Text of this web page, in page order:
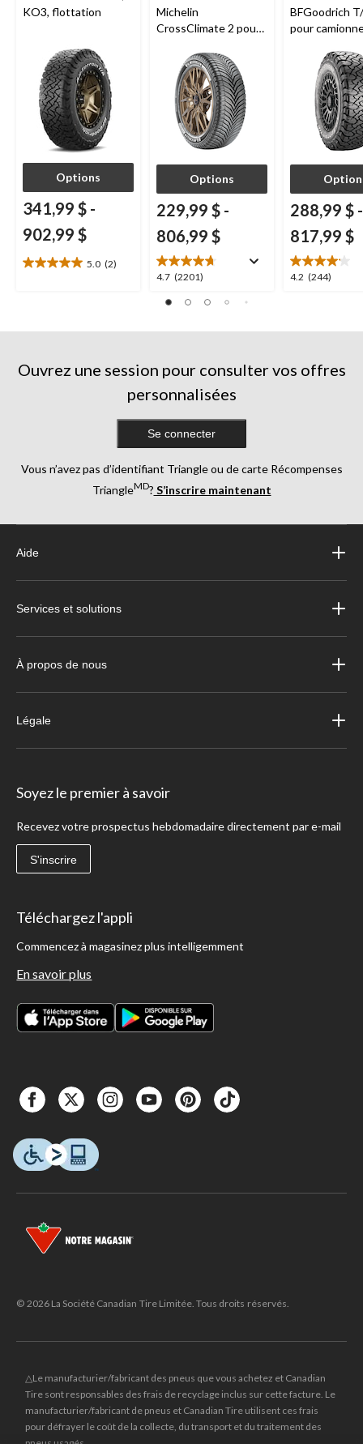
KO3, flottation
Options
341,99 $ -
902,99 $
5.0 (2)
5.0
2
Michelin
CrossClimate 2 pour
et multisegments
Options
229,99 $ -
806,99 $
4.7 (2201)
4.7
sur
BFGoodrich
pour
288,99 $ -
817,99 $
4.2 (244)
4.2
Ouvrez une session pour consulter vos offres
personnalisées
Se connecter
Vous n’avez pas d’identifiant Triangle ou de carte Récompenses
TriangleMD? S’inscrire maintenant
Aide
Services et solutions
À propos de nous
Légale
Soyez le premier à savoir
Recevez votre prospectus hebdomadaire directement par e-mail
S'inscrire
Téléchargez l'appli
Commencez à magasinez plus intelligemment
En savoir plus
© 2026 La Société Canadian Tire Limitée. Tous droits réservés.
△Le manufacturier/fabricant des pneus que vous achetez et Canadian
Tire sont responsables des frais de recyclage inclus sur cette facture. Le
manufacturier/fabricant de pneus et Canadian Tire utilisent ces frais
pour défrayer le coût de la collecte, du transport et du traitement des
pneus usagés.